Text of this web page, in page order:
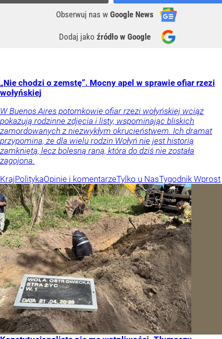
Obserwuj nas w Google News
Dodaj jako źródło w Google
„Nie chodzi o zemstę”. Mocny apel w sprawie ofiar rzezi
wołyńskiej
W Buenos Aires potomkowie ofiar rzezi wołyńskiej wciąż
pokazują rodzinne zdjęcia i listy, wspominając bliskich
zamordowanych z niezwykłym okrucieństwem. Ich dramat
przypomina, że dla wielu rodzin Wołyń nie jest historią
zamkniętą, lecz bolesną raną, która do dziś nie została
zagojona.
KrajPolitykaOpinie i komentarzeTylko u NasTygodnik Wprost